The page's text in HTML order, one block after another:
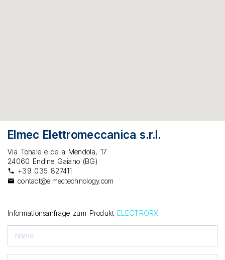
Elmec Elettromeccanica s.r.l.
Via Tonale e della Mendola, 17
24060 Endine Gaiano (BG)
+39 035 827411
contact@elmectechnology.com
Informationsanfrage zum Produkt ELECTRORX